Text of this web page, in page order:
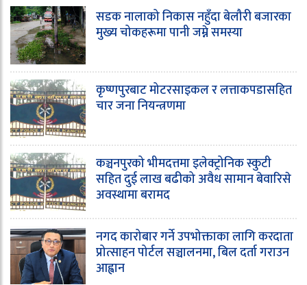
सडक नालाको निकास नहुँदा बेलौरी बजारका
मुख्य चोकहरूमा पानी जम्ने समस्या
कृष्णपुरबाट मोटरसाइकल र लत्ताकपडासहित
चार जना नियन्त्रणमा
कञ्चनपुरको भीमदत्तमा इलेक्ट्रोनिक स्कुटी
सहित दुई लाख बढीको अवैध सामान बेवारिसे
अवस्थामा बरामद
नगद कारोबार गर्ने उपभोक्ताका लागि करदाता
प्रोत्साहन पोर्टल सञ्चालनमा, बिल दर्ता गराउन
आह्वान